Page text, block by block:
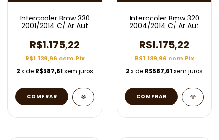
Intercooler Bmw 330
2001/2014 C/ Ar Aut
R$1.175,22
R$1.139,96 com Pix
2 x de R$587,61sem juros
Intercooler Bmw 320
2004/2014 C/ Ar Aut
R$1.175,22
R$1.139,96 com Pix
2 x de R$587,61sem juros